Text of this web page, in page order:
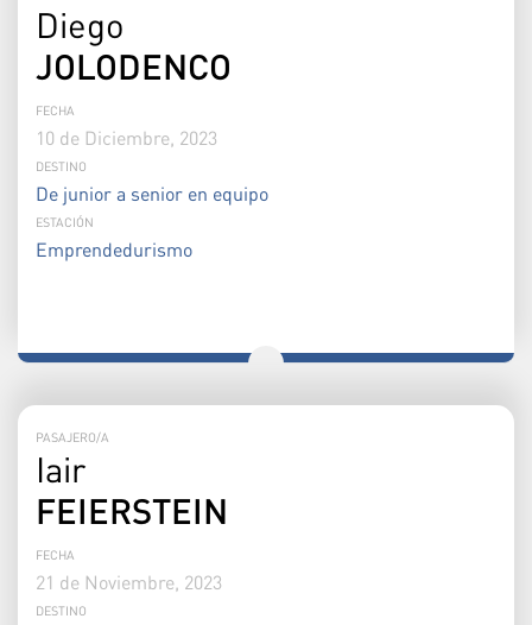
Diego
JOLODENCO
FECHA
10 de Diciembre, 2023
DESTINO
De junior a senior en equipo
ESTACIÓN
Emprendedurismo
PASAJERO/A
Iair
FEIERSTEIN
FECHA
21 de Noviembre, 2023
DESTINO